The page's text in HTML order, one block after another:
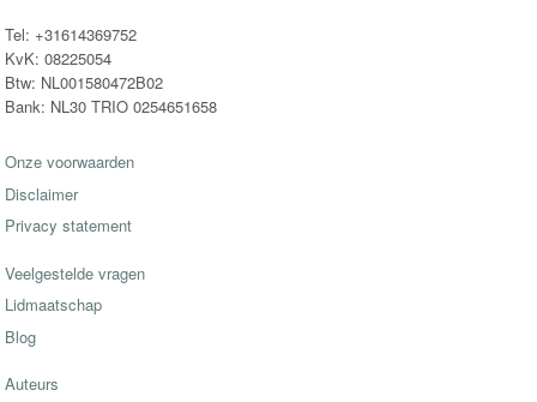
Tel: +31614369752
KvK: 08225054
Btw: NL001580472B02
Bank: NL30 TRIO 0254651658
Onze voorwaarden
Disclaimer
Privacy statement
Veelgestelde vragen
Lidmaatschap
Blog
Auteurs